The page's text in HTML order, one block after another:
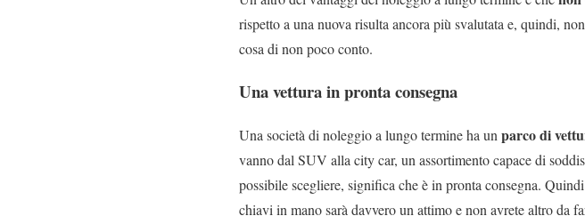
rispetto a una nuova risulta ancora più svalutata e, quindi,
cosa di non poco conto.
Una vettura in pronta consegna
Una società di noleggio a lungo termine ha un parco di
vanno dal SUV alla city car, un assortimento capace di
possibile scegliere, significa che è in pronta consegna.
chiavi in mano sarà davvero un attimo e non avrete altro da